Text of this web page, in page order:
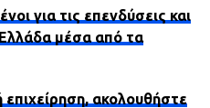
για τις επενδύσεις και
μέσα από τα
ακολουθήστε